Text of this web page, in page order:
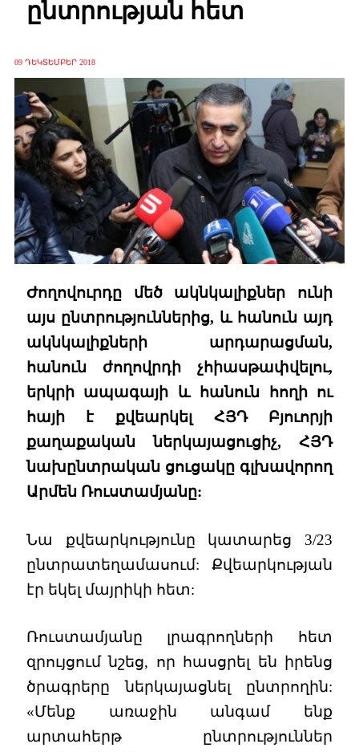
ընտրության հետ
09 ԴԵԿՏԵՄԲԵՐ 2018
Ժողովուրդը մեծ ակնկալիքներ ունի
այս ընտրություններից, և հանուն այդ
ակնկալիքների արդարացման,
հանուն ժողովրդի չհիասթափվելու,
երկրի ապագայի և հանուն հողի ու
հայի է քվեարկել ՀՅԴ Բյուորյի
քաղաքական ներկայացուցիչ, ՀՅԴ
նախընտրական ցուցակը գլխավորող
Արմեն Ռուստամյանը:
Նա քվեարկությունը կատարեց 3/23
ընտրատեղամասում: Քվեարկության
էր եկել մայրիկի հետ:
Ռուստամյանը լրագրողների հետ
զրույցում նշեց, որ հասցրել են իրենց
ծրագրերը ներկայացնել ընտրողին:
«Մենք առաջին անգամ ենք
արտահերթ ընտրություններ